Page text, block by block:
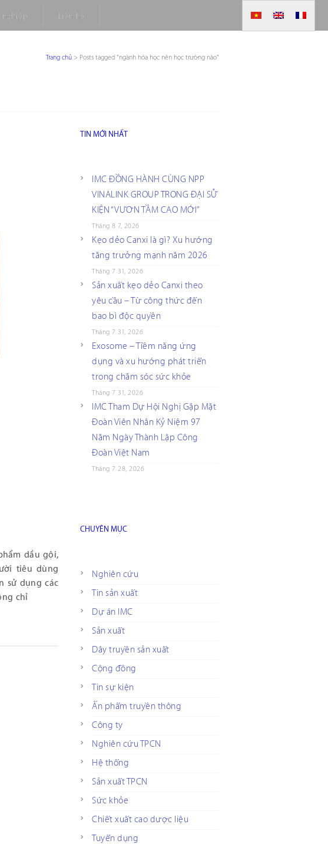
nghiệp Liên hệ
Trang chủ > Posts tagged "ngành hóa học nên học trường nào"
dầu gội,
tiêu dùng
sử dụng các
chỉ
TIN MỚI NHẤT
IMC ĐỒNG HÀNH CÙNG NPP
VINALINK GROUP TRONG ĐẠI SỰ
KIỆN “VƯƠN TẦM CAO MỚI”
Tháng 8 7, 2026
Kẹo dẻo Canxi là gì? Xu hướng
tăng trưởng mạnh năm 2026
Tháng 7 31, 2026
Sản xuất kẹo dẻo Canxi theo
yêu cầu – Từ công thức đến
bao bì độc quyền
Tháng 7 31, 2026
Exosome – Tiềm năng ứng
dụng và xu hướng phát triển
trong chăm sóc sức khỏe
Tháng 7 31, 2026
IMC Tham Dự Hội Nghị Gặp Mặt
Đoàn Viên Nhân Kỷ Niệm 97
Năm Ngày Thành Lập Công
Đoàn Việt Nam
Tháng 7 28, 2026
CHUYÊN MỤC
Nghiên cứu
Tin sản xuất
Dự án IMC
Sản xuất
Dây truyền sản xuất
Cộng đồng
Tin sự kiện
Ấn phẩm truyền thông
Công ty
Nghiên cứu TPCN
Hệ thống
Sản xuất TPCN
Sức khỏe
Chiết xuất cao dược liệu
Tuyển dụng